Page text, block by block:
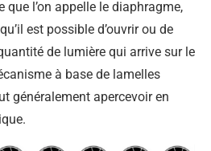
que l’on appelle le diaphragme,
est possible d’ouvrir ou de
de lumière qui arrive sur le
à base de lamelles
généralement apercevoir en